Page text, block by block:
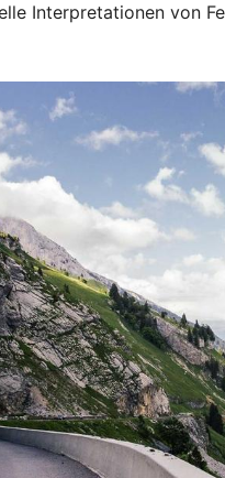
Interpretationen von